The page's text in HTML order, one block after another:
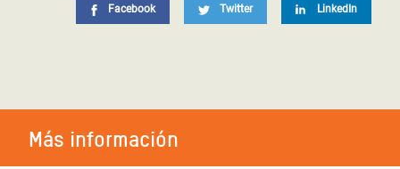
Facebook Twitter LinkedIn
Más información